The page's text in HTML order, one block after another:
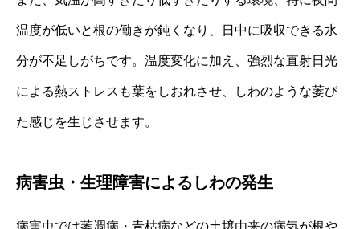
温度が低いと根の働きが鈍くなり、日中に吸収できる水
分が不足しがちです。温度変化に加え、強烈な直射日光
による熱ストレスも葉をしおれさせ、しわのような萎び
た感じを生じさせます。
病害虫・生理障害によるしわの発生
病害虫では萎凋病・青枯病などの土壌由来の病気が根や